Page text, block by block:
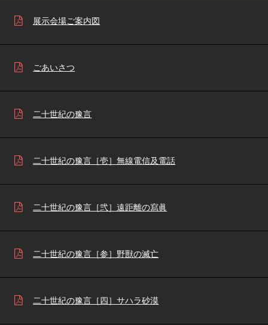
展示会場ご案内図
ごあいさつ
二十世紀の豫言
二十世紀の豫言［壱］無線電信及電話
二十世紀の豫言［弐］遠距離の寫眞
二十世紀の豫言［参］野獸の滅亡
二十世紀の豫言［四］サハラ砂漠